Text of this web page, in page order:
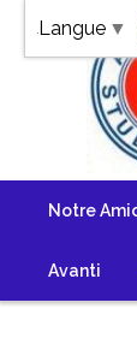
Notre
Avanti
Langue ▼
Panneau de